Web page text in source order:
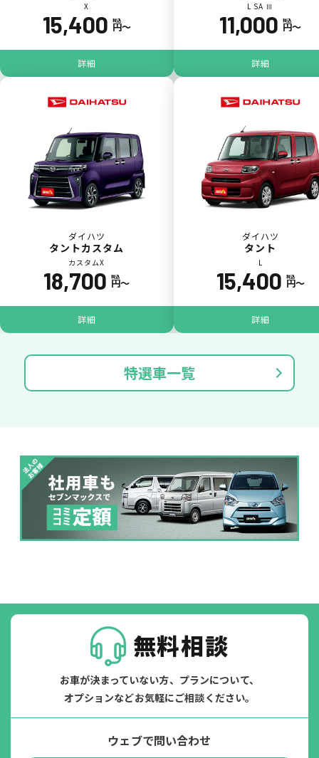
カーリース料金をカードで支払えるので、ポ
イントが貯まります。
5
ジョイカル たすカッター3
いたずら
X
15,400 税込
円〜
詳細
L SA Ⅲ
11,000 税込
円〜
詳細
ダイハツ
タントカスタム
カスタムX
18,700 税込
円〜
詳細
ダイハツ
タント
L
15,400 税込
円〜
詳細
特選車一覧
無料相談
お車が決まっていない方、プランについて、
オプションなどお気軽にご相談ください。
ウェブで問い合わせ